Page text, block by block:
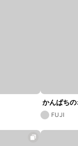
かんぱち
FUJI